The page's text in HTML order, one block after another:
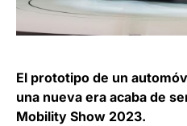
El prototipo de un
una nueva era acaba de
Mobility Show 2023.